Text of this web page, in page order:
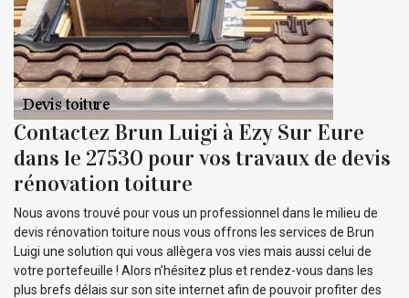
Contactez Brun Luigi à Ezy Sur Eure
dans le 27530 pour vos travaux de devis
rénovation toiture
Nous avons trouvé pour vous un professionnel dans le milieu de
devis rénovation toiture nous vous offrons les services de Brun
Luigi une solution qui vous allègera vos vies mais aussi celui de
votre portefeuille ! Alors n’hésitez plus et rendez-vous dans les
plus brefs délais sur son site internet afin de pouvoir profiter des